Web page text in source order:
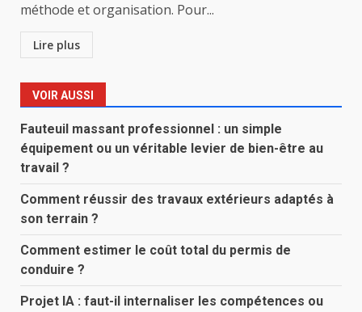
méthode et organisation. Pour...
Lire plus
VOIR AUSSI
Fauteuil massant professionnel : un simple
équipement ou un véritable levier de bien-être au
travail ?
Comment réussir des travaux extérieurs adaptés à
son terrain ?
Comment estimer le coût total du permis de
conduire ?
Projet IA : faut-il internaliser les compétences ou